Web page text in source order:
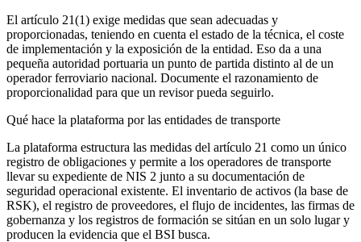
El artículo 21(1) exige medidas que sean adecuadas y
proporcionadas, teniendo en cuenta el estado de la técnica, el coste
de implementación y la exposición de la entidad. Eso da a una
pequeña autoridad portuaria un punto de partida distinto al de un
operador ferroviario nacional. Documente el razonamiento de
proporcionalidad para que un revisor pueda seguirlo.
Qué hace la plataforma por las entidades de transporte
La plataforma estructura las medidas del artículo 21 como un único
registro de obligaciones y permite a los operadores de transporte
llevar su expediente de NIS 2 junto a su documentación de
seguridad operacional existente. El inventario de activos (la base de
RSK), el registro de proveedores, el flujo de incidentes, las firmas de
gobernanza y los registros de formación se sitúan en un solo lugar y
producen la evidencia que el BSI busca.